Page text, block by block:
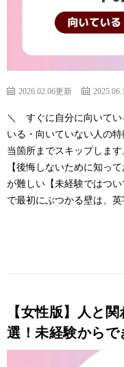
2026.02.06更新
＼ すぐに自分に向いて
いる・向いていない人の
当箇所までスキップしま
【後悔しないために知っ
が難しい【未経験ではつ
で最初にぶつかる壁は、
【女性版】人と
選！未経験からで